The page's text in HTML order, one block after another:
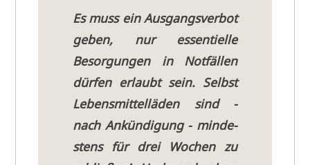
Es muss ein Aus­gangs­ver­bot
geben, nur essen­ti­el­le
Besor­gun­gen in Not­fäl­len
dür­fen erlaubt sein. Selbst
Lebens­mit­tel­lä­den sind -
nach Ankün­di­gung - min­de­
stens für drei Wochen zu